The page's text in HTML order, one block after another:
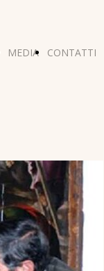
MEDIA CONTATTI